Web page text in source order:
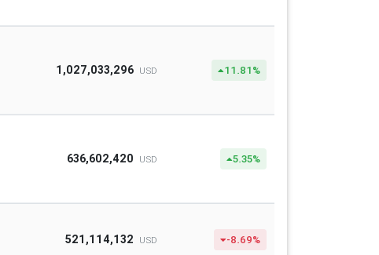
1,027,033,296 USD 11.81%
636,602,420 USD 5.35%
521,114,132 USD -8.69%